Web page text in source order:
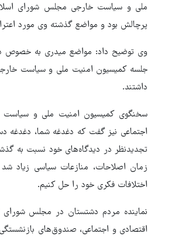
ملی و سیاست خارجی مجلس شورای
پرچالش بود و مواضع گذشته وی مورد
وی توضیح داد: مواضع میدری به خصوص
جلسه کمیسیون امنیت ملی و سیاست
داشتند.
سخنگوی کمیسیون امنیت ملی و سیاست
اجتماعی نیز گفت که دغدغه شما، دغدغه
تجدیدنظر در دیدگاه‌های خود نسبت به
زمان اصلاحات، منازعات سیاسی زیاد
اختلافات فکری خود را حل کنیم.
نماینده مردم دشتستان در مجلس
اقتصادی و اجتماعی، صندوق‌های